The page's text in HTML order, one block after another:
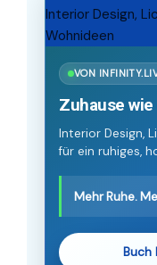
VON
Zuhause
Interior Design,
für ein ruhiges,
Mehr Ruhe.
Buch